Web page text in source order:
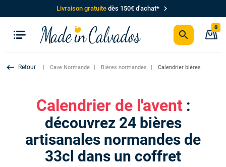
Livraison gratuitedès 150€ d'achat* chevron_right
search
0
keyboard_backspace Cave Normande Bières normandes Calendrier bières
Calendrier de l'avent:
découvrez 24 bières
artisanales normandes de
33cl dans un coffret